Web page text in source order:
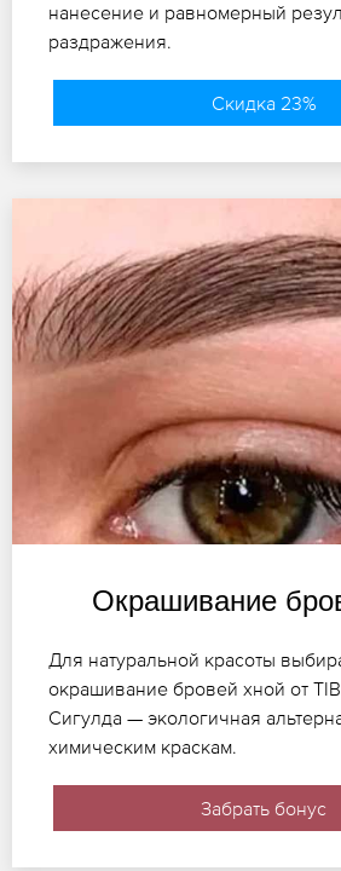
нанесение и равномерный
раздражения.
Скидка 23%
Окрашивание
Для натуральной красоты
окрашивание бровей хной от
Сигулда — экологичная
химическим краскам.
Забрать бонус